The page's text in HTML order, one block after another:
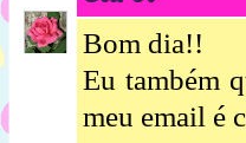
Bom dia!!
Eu também
meu email é